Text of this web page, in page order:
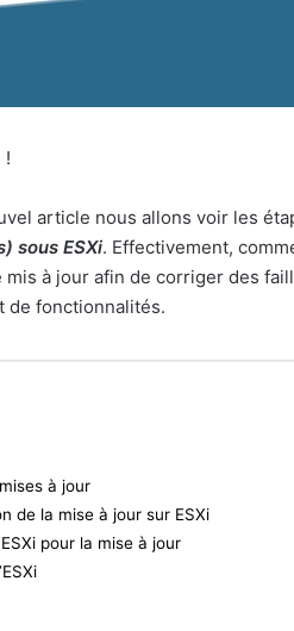
!
article nous allons voir les
sous ESXi. Effectivement,
mis à jour afin de corriger des
de fonctionnalités.
à jour
de la mise à jour sur ESXi
pour la mise à jour